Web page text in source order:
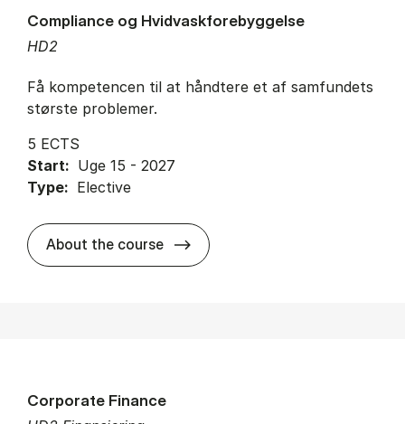
HD2
Compliance og Hvidvaskforebyggelse
Få kompetencen til at håndtere et af samfundets
største problemer.
5 ECTS
Start: Uge 15 - 2027
Type: Elective
About the course about
Corporate Finance